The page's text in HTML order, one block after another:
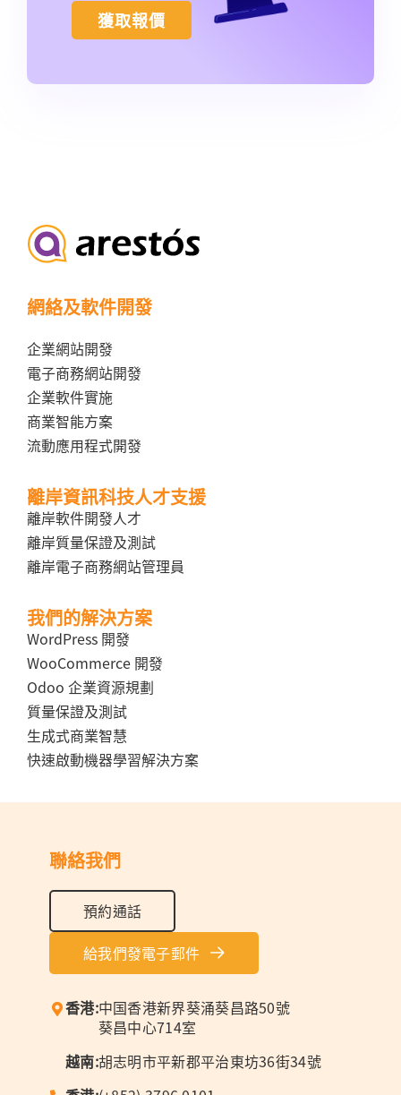
獲取報價
網絡及軟件開發
企業網站開發
電子商務網站開發
企業軟件實施
商業智能方案
流動應用程式開發
離岸資訊科技人才支援
離岸軟件開發人才
離岸質量保證及測試
離岸電子商務網站管理員
我們的解決方案
WordPress 開發
WooCommerce 開發
Odoo 企業資源規劃
質量保證及測試
生成式商業智慧
快速啟動機器學習解決方案
聯絡我們
預約通話
給我們發電子郵件
香港:中国香港新界葵涌葵昌路50號
葵昌中心714室
越南:胡志明市平新郡平治東坊36街34號